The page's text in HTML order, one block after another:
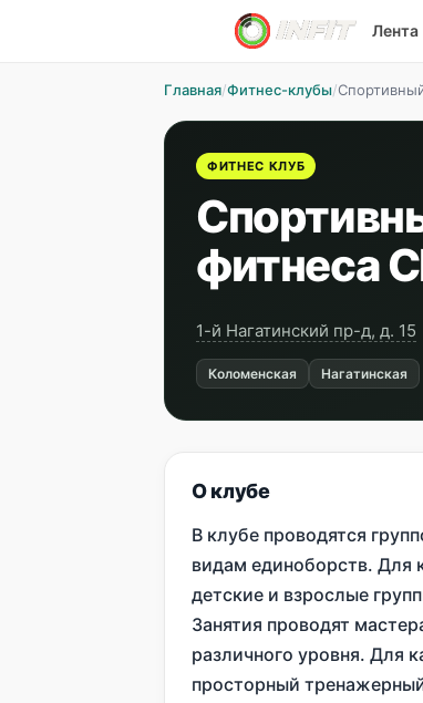
Лента
Главная/Фитнес-клубы/
ФИТНЕС КЛУБ
фитнеса
1-й Нагатинский пр-д, д. 15
Коломенская Нагатинская
О клубе
В клубе проводятся
видам единоборств. Для
детские и взрослые
Занятия проводят
различного уровня. Для
просторный